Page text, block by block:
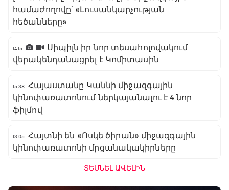
համաժողովը՝ «Լուսանկարչության
հեծանները»
14:15
Սիպիլն իր նոր տեսահոլովակում
վերակենդանացրել է Կոմիտասին
15:38 Հայաստանը Կաննի միջազգային
կինոփառատոնում ներկայանալու է 4 նոր
ֆիլմով
13:05 Հայտնի են «Ոսկե ծիրան» միջազգային
կինոփառատոնի մրցանակակիրները
ՏԵՍՆԵԼ ԱՎԵԼԻՆ